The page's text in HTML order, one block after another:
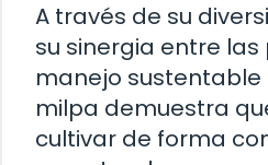
A través de su
su sinergia entre las
manejo sustentable
milpa demuestra
cultivar de forma